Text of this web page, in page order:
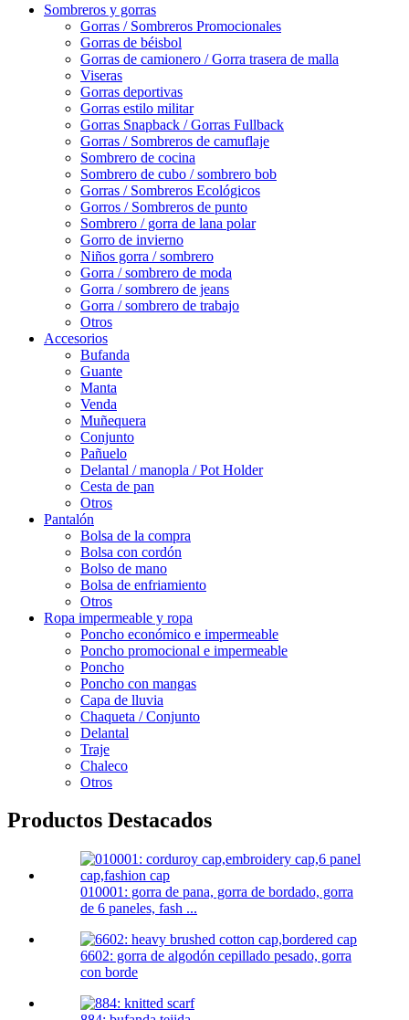
Sombreros y gorras
Gorras / Sombreros Promocionales
Gorras de béisbol
Gorras de camionero / Gorra trasera de malla
Viseras
Gorras deportivas
Gorras estilo militar
Gorras Snapback / Gorras Fullback
Gorras / Sombreros de camuflaje
Sombrero de cocina
Sombrero de cubo / sombrero bob
Gorras / Sombreros Ecológicos
Gorros / Sombreros de punto
Sombrero / gorra de lana polar
Gorro de invierno
Niños gorra / sombrero
Gorra / sombrero de moda
Gorra / sombrero de jeans
Gorra / sombrero de trabajo
Otros
Accesorios
Bufanda
Guante
Manta
Venda
Muñequera
Conjunto
Pañuelo
Delantal / manopla / Pot Holder
Cesta de pan
Otros
Pantalón
Bolsa de la compra
Bolsa con cordón
Bolso de mano
Bolsa de enfriamiento
Otros
Ropa impermeable y ropa
Poncho económico e impermeable
Poncho promocional e impermeable
Poncho
Poncho con mangas
Capa de lluvia
Chaqueta / Conjunto
Delantal
Traje
Chaleco
Otros
Productos Destacados
010001: gorra de pana, gorra de bordado, gorra
de 6 paneles, fash ...
6602: gorra de algodón cepillado pesado, gorra
con borde